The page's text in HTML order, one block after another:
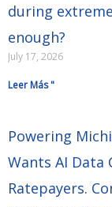
during
enough?
July 17, 2026
Leer Más "
Powering
Wants AI Data
Ratepayers.